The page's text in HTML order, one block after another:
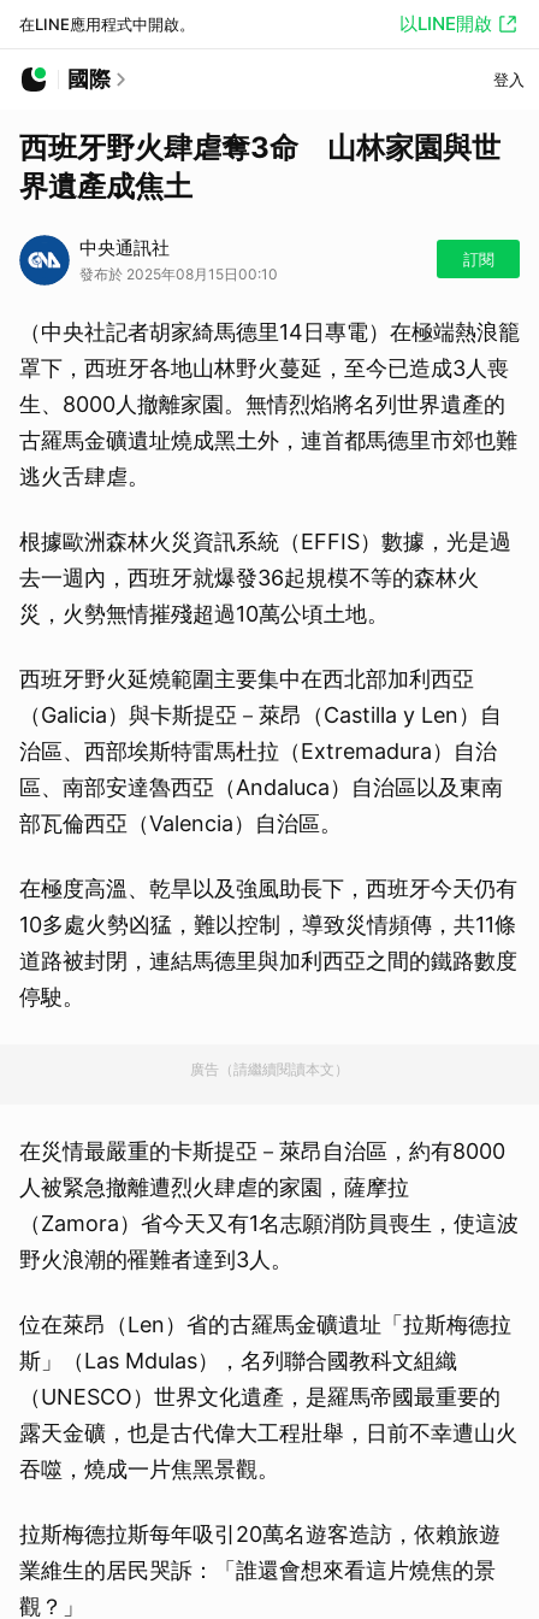
在LINE應用程式中開啟。 以LINE開啟
國際 登入
西班牙野火肆虐奪3命 山林家園與世
界遺產成焦土
中央通訊社
發布於 2025年08月15日00:10
訂閱
（中央社記者胡家綺馬德里14日專電）在極端熱浪籠
罩下，西班牙各地山林野火蔓延，至今已造成3人喪
生、8000人撤離家園。無情烈焰將名列世界遺產的
古羅馬金礦遺址燒成黑土外，連首都馬德里市郊也難
逃火舌肆虐。
根據歐洲森林火災資訊系統（EFFIS）數據，光是過
去一週內，西班牙就爆發36起規模不等的森林火
災，火勢無情摧殘超過10萬公頃土地。
西班牙野火延燒範圍主要集中在西北部加利西亞
（Galicia）與卡斯提亞－萊昂（Castilla y Len）自
治區、西部埃斯特雷馬杜拉（Extremadura）自治
區、南部安達魯西亞（Andaluca）自治區以及東南
部瓦倫西亞（Valencia）自治區。
在極度高溫、乾旱以及強風助長下，西班牙今天仍有
10多處火勢凶猛，難以控制，導致災情頻傳，共11條
道路被封閉，連結馬德里與加利西亞之間的鐵路數度
停駛。
廣告（請繼續閱讀本文）
在災情最嚴重的卡斯提亞－萊昂自治區，約有8000
人被緊急撤離遭烈火肆虐的家園，薩摩拉
（Zamora）省今天又有1名志願消防員喪生，使這波
野火浪潮的罹難者達到3人。
位在萊昂（Len）省的古羅馬金礦遺址「拉斯梅德拉
斯」（Las Mdulas），名列聯合國教科文組織
（UNESCO）世界文化遺產，是羅馬帝國最重要的
露天金礦，也是古代偉大工程壯舉，日前不幸遭山火
吞噬，燒成一片焦黑景觀。
拉斯梅德拉斯每年吸引20萬名遊客造訪，依賴旅遊
業維生的居民哭訴：「誰還會想來看這片燒焦的景
觀？」